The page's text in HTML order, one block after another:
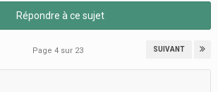
Répondre à ce sujet
SUIVANT
Page 4 sur 23